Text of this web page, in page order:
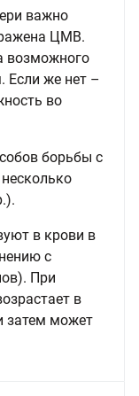
важно
ЦМВ.
возможного
Если же нет –
во
борьбы с
в крови в
с
При
в
затем может